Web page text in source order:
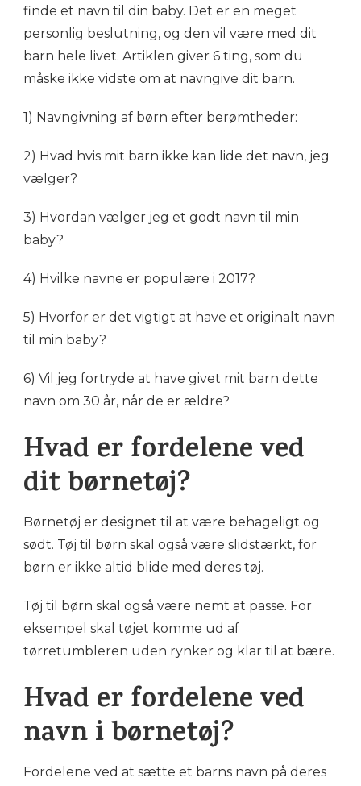
finde et navn til din baby. Det er en meget
personlig beslutning, og den vil være med dit
barn hele livet. Artiklen giver 6 ting, som du
måske ikke vidste om at navngive dit barn.
1) Navngivning af børn efter berømtheder:
2) Hvad hvis mit barn ikke kan lide det navn, jeg
vælger?
3) Hvordan vælger jeg et godt navn til min
baby?
4) Hvilke navne er populære i 2017?
5) Hvorfor er det vigtigt at have et originalt navn
til min baby?
6) Vil jeg fortryde at have givet mit barn dette
navn om 30 år, når de er ældre?
Hvad er fordelene ved
dit børnetøj?
Børnetøj er designet til at være behageligt og
sødt. Tøj til børn skal også være slidstærkt, for
børn er ikke altid blide med deres tøj.
Tøj til børn skal også være nemt at passe. For
eksempel skal tøjet komme ud af
tørretumbleren uden rynker og klar til at bære.
Hvad er fordelene ved
navn i børnetøj?
Fordelene ved at sætte et barns navn på deres